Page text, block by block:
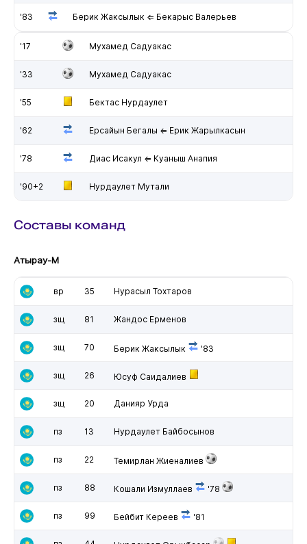
'83 Берик Жаксылык ⇐ Бекарыс Валерьев
'17 Мухамед Садуакас
'33 Мухамед Садуакас
'55 Бектас Нурдаулет
'62 Ерсайын Бегалы ⇐ Ерик Жарылкасын
'78 Диас Исакул ⇐ Куаныш Анапия
'90+2 Нурдаулет Мутали
Составы команд
Атырау-М
вр 35 Нурасыл Тохтаров
зщ 81 Жандос Ерменов
зщ 70 Берик Жаксылык '83
зщ 26 Юсуф Саидалиев
зщ 20 Данияр Урда
пз 13 Нурдаулет Байбосынов
пз 22 Темирлан Жиеналиев
пз 88 Кошали Измуллаев '78
пз 99 Бейбит Кереев '81